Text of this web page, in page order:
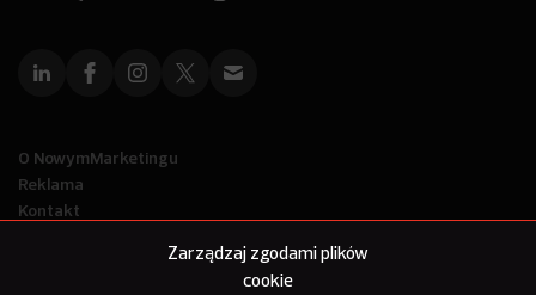
Zarządzaj zgodami plików
cookie
O NowymMarketingu
Reklama
Kontakt